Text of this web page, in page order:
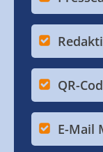
QR-
E-Mail